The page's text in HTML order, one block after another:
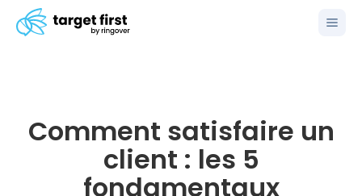
Comment satisfaire un
client : les 5
fondamentaux